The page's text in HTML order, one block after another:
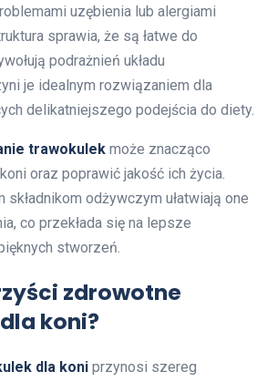
uzębienia lub alergiami
sprawia, że są łatwe do
podrażnień układu
je idealnym rozwiązaniem dla
delikatniejszego podejścia do diety.
trawokulek może znacząco
oraz poprawić jakość ich życia.
składnikom odżywczym ułatwiają one
co przekłada się na lepsze
stworzeń.
zdrowotne
koni?
dla koni przynosi szereg